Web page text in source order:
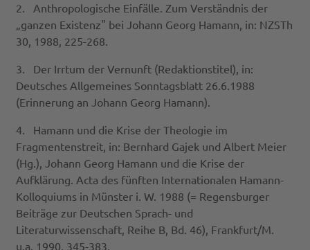
2. Anthropologische Einfälle. Zum Verständnis der
„ganzen Existenz" bei Johann Georg Hamann, in: NZSTh
30, 1988, 225-268.
3. Der Irrtum der Vernunft (Redaktionstitel), in:
Deutsches Allgemeines Sonntagsblatt 26.6.1988
(Erinnerung an Johann Georg Hamann).
4. Hamann und die Krise der Theologie im
Fragmentenstreit, in: Bernhard Gajek und Albert Meier
(Hg.), Johann Georg Hamann und die Krise der
Aufklärung. Acta des fünften Internationalen Hamann-
Kolloquiums in Münster i. W. 1988 (= Regensburger
Beiträge zur Deutschen Sprach- und
Literaturwissenschaft, Reihe B, Bd. 46), Frankfurt/M.
u.a. 1990, 345-383.